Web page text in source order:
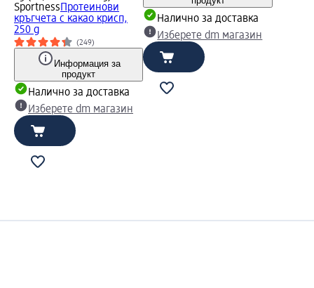
Sportness Протеинови
кръгчета с какао крисп,
250 g
(249)
Информация за
продукт
Налично за доставка
Изберете dm магазин
Налично за доставка
Изберете dm магазин